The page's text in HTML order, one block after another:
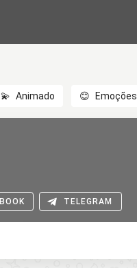
💫 Animado 😊 Emoções
TELEGRAM